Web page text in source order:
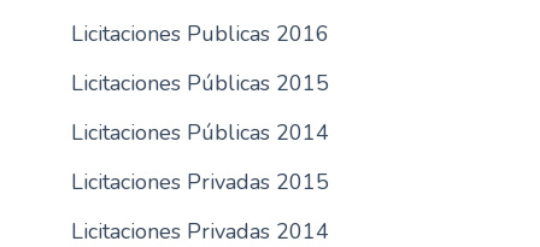
Licitaciones Publicas 2016
Licitaciones Públicas 2015
Licitaciones Públicas 2014
Licitaciones Privadas 2015
Licitaciones Privadas 2014